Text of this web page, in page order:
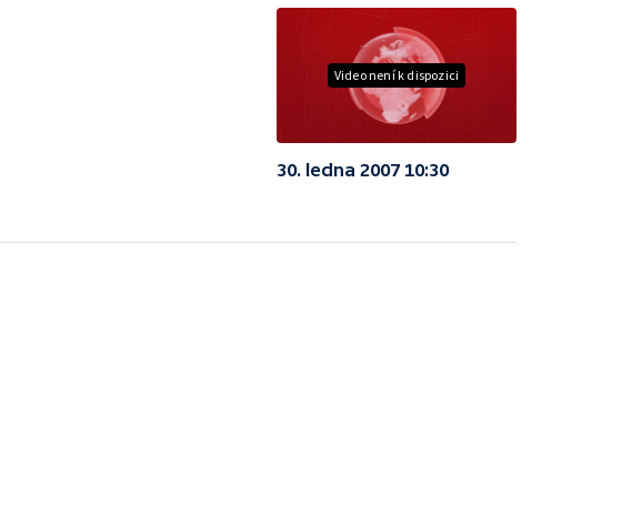
Video není k dispozici
30. ledna 2007 10:30